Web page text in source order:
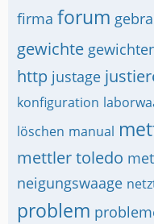
firma forum
gewichte
http justage
konfiguration
löschen manual
mettler toledo
neigungswaage
problem